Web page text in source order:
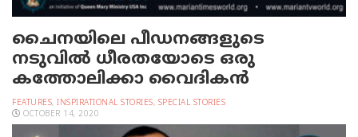
ചൈനയിലെ പീഡനങ്ങളുടെ
നടുവില്‍ ധീരതയോടെ ഒരു
കത്തോലിക്കാ വൈദികന്‍
FEATURES, INSPIRATIONAL STORIES, SPECIAL STORIES
OCTOBER 14, 2020